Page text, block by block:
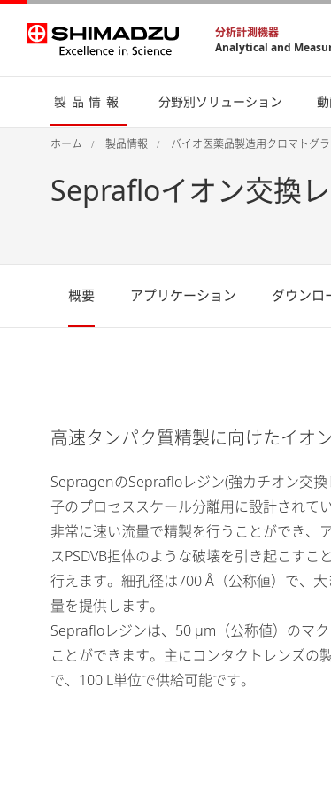
分析計測機器
Analytical and
製品情報 分野別ソリューション
ホーム 製品情報 バイオ医薬品製造用クロマトグ
Seprafloイオン交換
概要 アプリケーション ダウンロ
高速タンパク質精製に向けたイオ
SepragenのSeprafloレジン(強カチオン交
子のプロセススケール分離用に設計されてい
非常に速い流量で精製を行うことができ、
スPSDVB担体のような破壊を引き起こす
行えます。細孔径は700 Å（公称値）で、
量を提供します。
Seprafloレジンは、50 μm（公称値）のマ
ことができます。主にコンタクトレンズの
で、100 L単位で供給可能です。